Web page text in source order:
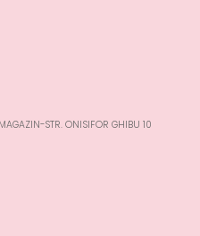
STR. ONISIFOR GHIBU 10